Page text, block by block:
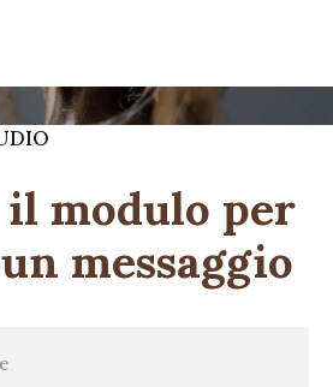
modulo per
messaggio